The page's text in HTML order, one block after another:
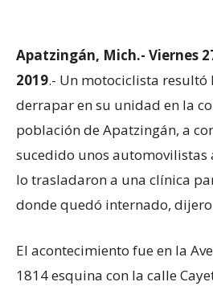
Apatzingán, Mich.- Viernes
2019.- Un motociclista resultó
derrapar en su unidad en la
población de Apatzingán, a
sucedido unos
lo trasladaron a una clínica
donde quedó internado,
El acontecimiento fue en la
1814 esquina con la calle